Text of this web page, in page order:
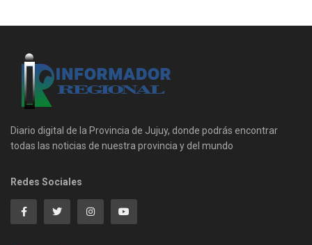
Diario digital de la Provincia de Jujuy, donde podrás encontrar
todas las noticias de nuestra provincia y del mundo
Redes Sociales